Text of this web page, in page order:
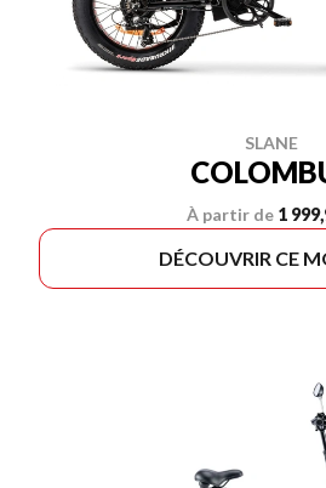
SLANE
À partir de 1
DÉCOUVRIR CE